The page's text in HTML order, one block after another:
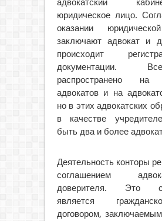
адвокатский
юридическое лицо.
оказании
заключают адвокат и
происходит
документации.
распространено на
адвокатов и на
но в этих адвокатских
в качестве
быть два и более
Деятельность конторы
соглашением
доверителя. Это
является
договором,